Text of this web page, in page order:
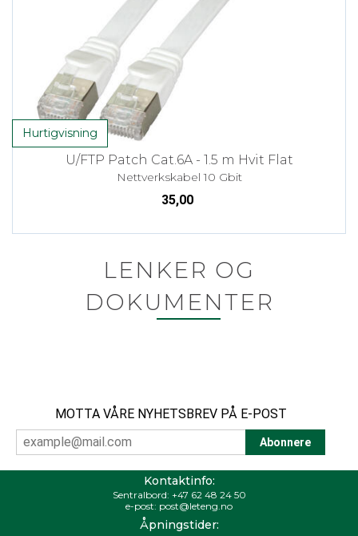
Hurtigvisning
U/FTP Patch Cat.6A - 1.5 m Hvit Flat
Nettverkskabel 10 Gbit
35,00
LENKER OG
DOKUMENTER
MOTTA VÅRE NYHETSBREV PÅ E-POST
Kontaktinfo:
Sentralbord: +47 62 48 24 50
e-post: post@leteng.no
Åpningstider: